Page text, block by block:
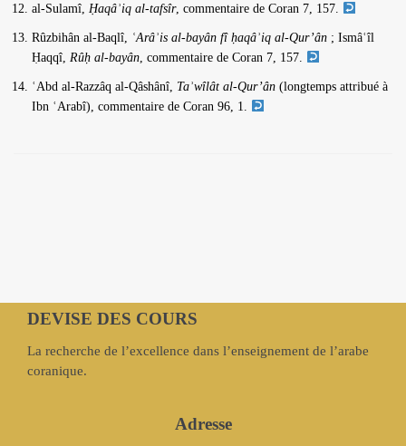
al-Sulamî, Ḥaqâʾiq al-tafsîr, commentaire de Coran 7, 157.
Rûzbihân al-Baqlî, ʿArâʾis al-bayân fî ḥaqâʾiq al-Qur’ân ; Ismâʿîl
Ḥaqqî, Rûḥ al-bayân , commentaire de Coran 7, 157.
ʿAbd al-Razzâq al-Qâshânî, Taʾwîlât al-Qur’ân (longtemps attribué à
Ibn ʿArabî), commentaire de Coran 96, 1.
DEVISE DES COURS
La recherche de l’excellence dans l’enseignement de l’arabe
coranique.
Adresse